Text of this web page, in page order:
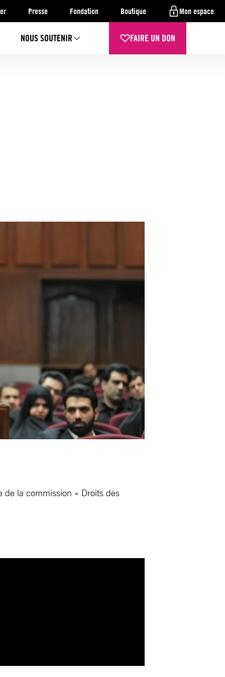
Presse Fondation Boutique Mon espace
NOUS SOUTENIR FAIRE UN DON
de la commission « Droits des